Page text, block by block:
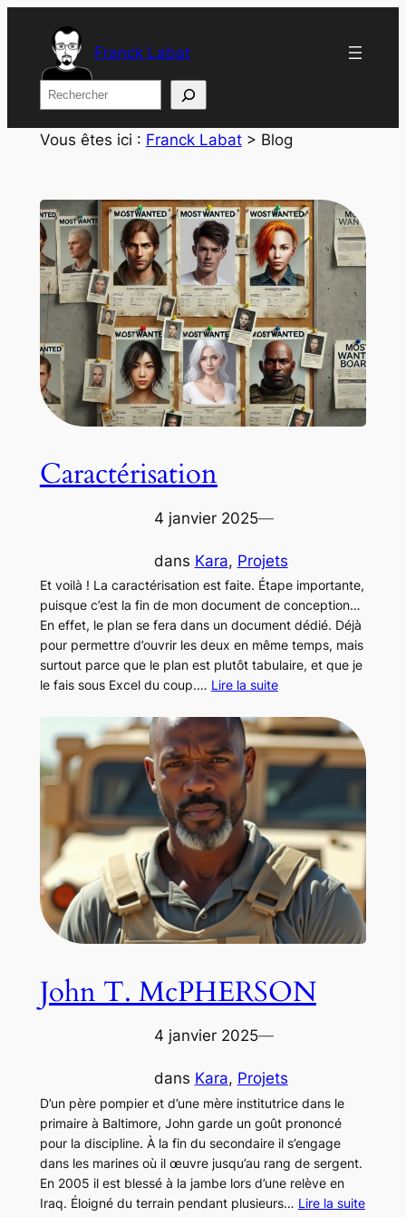
Franck Labat
Rechercher
Vous êtes ici : Franck Labat> Blog
Caractérisation
4 janvier 2025—
dans Kara, Projets
Et voilà ! La caractérisation est faite. Étape importante,
puisque c’est la fin de mon document de conception…
En effet, le plan se fera dans un document dédié. Déjà
pour permettre d’ouvrir les deux en même temps, mais
surtout parce que le plan est plutôt tabulaire, et que je
le fais sous Excel du coup.… Lire la suite
John T. McPHERSON
4 janvier 2025—
dans Kara, Projets
D’un père pompier et d’une mère institutrice dans le
primaire à Baltimore, John garde un goût prononcé
pour la discipline. À la fin du secondaire il s’engage
dans les marines où il œuvre jusqu’au rang de sergent.
En 2005 il est blessé à la jambe lors d’une relève en
Iraq. Éloigné du terrain pendant plusieurs… Lire la suite